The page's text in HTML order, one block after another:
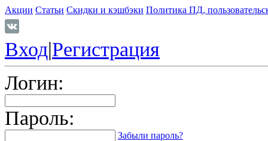
Акции Статьи Скидки и кэшбэки Политика ПД,
Вход|Регистрация
Логин:
Пароль:
Забыли пароль?